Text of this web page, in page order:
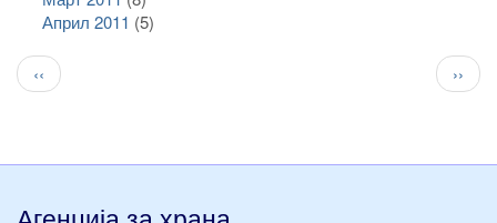
Април 2011 (5)
Pagination
Previous
page
‹‹ ››